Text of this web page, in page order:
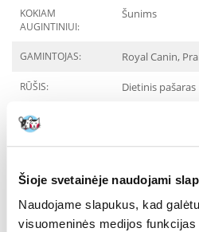
Šioje svetainėje naudojami
Naudojame slapukus, kad
visuomeninės medijos
KOKIAM
AUGINTINIUI:
Šunims
GAMINTOJAS: Royal Canin,
RŪŠIS: Dietinis pašaras
Parametrai
(KG):